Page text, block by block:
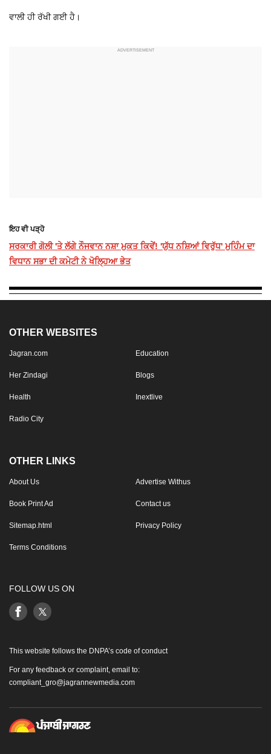
ਵਾਲੀ ਹੀ ਰੱਖੀ ਗਈ ਹੈ।
ਇਹ ਵੀ ਪੜ੍ਹੋ
ਸਰਕਾਰੀ ਗੋਲੀ 'ਤੇ ਲੱਗੇ ਨੌਜਵਾਨ ਨਸ਼ਾ ਮੁਕਤ ਕਿਵੇਂ! 'ਯੁੱਧ ਨਸ਼ਿਆਂ ਵਿਰੁੱਧ' ਮੁਹਿੰਮ ਦਾ
ਵਿਧਾਨ ਸਭਾ ਦੀ ਕਮੇਟੀ ਨੇ ਖੋਲ੍ਹਿਆ ਭੇਤ
OTHER WEBSITES
Jagran.com Education
Her Zindagi Blogs
Health Inextlive
Radio City
OTHER LINKS
About Us Advertise Withus
Book Print Ad Contact us
Sitemap.html Privacy Policy
Terms Conditions
FOLLOW US ON
This website follows the DNPA’s code of conduct
For any feedback or complaint, email to:
compliant_gro@jagrannewmedia.com